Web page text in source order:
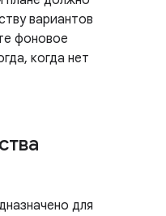
вариантов
фоновое
когда нет
для